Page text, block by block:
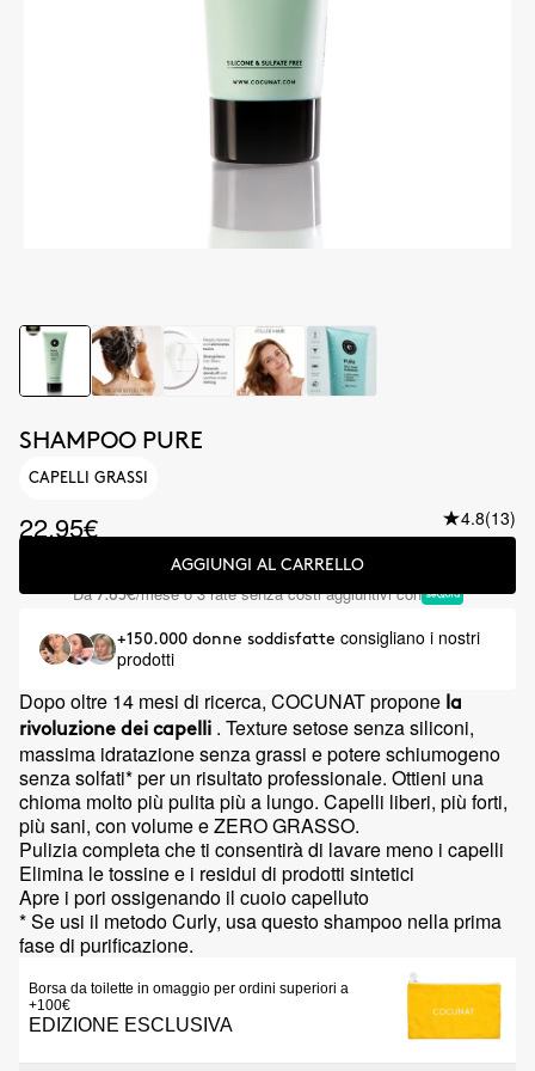
SHAMPOO PURE
CAPELLI GRASSI
22.95€ 4.8(13)
AGGIUNGI AL CARRELLO
Da7.65€/mese o 3 rate senza costi aggiuntivi con
+150.000 donne soddisfatte consigliano i nostri
prodotti
Dopo oltre 14 mesi di ricerca, COCUNAT propone la
rivoluzione dei capelli . Texture setose senza siliconi,
massima idratazione senza grassi e potere schiumogeno
senza solfati* per un risultato professionale. Ottieni una
chioma molto più pulita più a lungo. Capelli liberi, più forti,
più sani, con volume e ZERO GRASSO.
Pulizia completa che ti consentirà di lavare meno i capelli
Elimina le tossine e i residui di prodotti sintetici
Apre i pori ossigenando il cuoio capelluto
* Se usi il metodo Curly, usa questo shampoo nella prima
fase di purificazione.
Borsa da toilette in omaggio per ordini superiori a
+100€
EDIZIONE ESCLUSIVA